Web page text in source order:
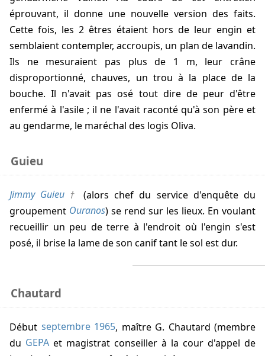
éprouvant, il donne une nouvelle version des faits.
Cette fois, les 2 êtres étaient hors de leur engin et
semblaient contempler, accroupis, un plan de lavandin.
Ils ne mesuraient pas plus de 1 m, leur crâne
disproportionné, chauves, un trou à la place de la
bouche. Il n'avait pas osé tout dire de peur d'être
enfermé à l'asile ; il ne l'avait raconté qu'à son père et
au gendarme, le maréchal des logis Oliva.
Guieu
Jimmy Guieu
(alors chef du service d'enquête du
groupement Ouranos) se rend sur les lieux. En voulant
recueillir un peu de terre à l'endroit où l'engin s'est
posé, il brise la lame de son canif tant le sol est dur.
Chautard
Début septembre 1965, maître G. Chautard (membre
du GEPA et magistrat conseiller à la cour d'appel de